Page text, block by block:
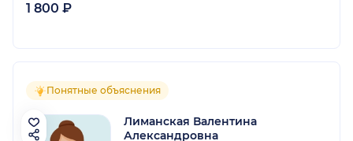
1 800 ₽
Понятные объяснения
Лиманская Валентина
Александровна